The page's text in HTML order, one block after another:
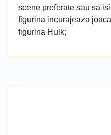
scene preferate sau sa
figurina incurajeaza
figurina Hulk;